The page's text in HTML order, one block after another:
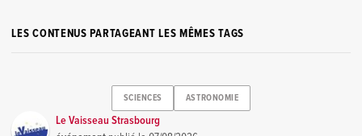
LES CONTENUS PARTAGEANT LES MÊMES TAGS
SCIENCES ASTRONOMIE
Le Vaisseau Strasbourg